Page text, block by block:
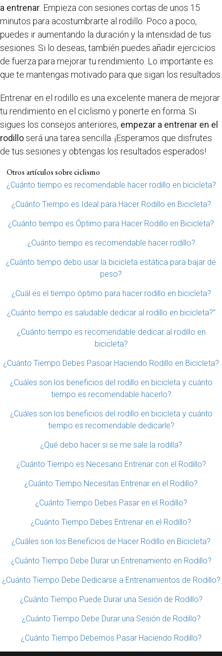
a entrenar . Empieza con sesiones cortas de unos 15
minutos para acostumbrarte al rodillo. Poco a poco,
puedes ir aumentando la duración y la intensidad de tus
sesiones. Si lo deseas, también puedes añadir ejercicios
de fuerza para mejorar tu rendimiento. Lo importante es
que te mantengas motivado para que sigan los resultados.
Entrenar en el rodillo es una excelente manera de mejorar
tu rendimiento en el ciclismo y ponerte en forma. Si
sigues los consejos anteriores, empezar a entrenar en el
rodilloserá una tarea sencilla. ¡Esperamos que disfrutes
de tus sesiones y obtengas los resultados esperados!
Otros artículos sobre ciclismo
¿Cuánto tiempo es recomendable hacer rodillo en bicicleta?
¿Cuánto Tiempo es Ideal para Hacer Rodillo en Bicicleta?
¿Cuánto tiempo es Óptimo para Hacer Rodillo en Bicicleta?
¿Cuánto tiempo es recomendable hacer rodillo?
¿Cuánto tiempo debo usar la bicicleta estática para bajar de
peso?
¿Cuál es el tiempo óptimo para hacer rodillo en bicicleta?
¿Cuánto tiempo es saludable dedicar al rodillo en bicicleta?”
¿Cuánto tiempo es recomendable dedicar al rodillo en
bicicleta?
¿Cuánto Tiempo Debes Pasoar Haciendo Rodillo en Bicicleta?
¿Cuáles son los beneficios del rodillo en bicicleta y cuánto
tiempo es recomendable hacerlo?
¿Cuáles son los beneficios del rodillo en bicicleta y cuánto
tiempo es recomendable dedicarle?
¿Qué debo hacer si se me sale la rodilla?
¿Cuánto Tiempo es Necesario Entrenar con el Rodillo?
¿Cuánto Tiempo Necesitas Entrenar en el Rodillo?
¿Cuánto Tiempo Debes Pasar en el Rodillo?
¿Cuánto Tiempo Debes Entrenar en el Rodillo?
¿Cuáles son los Beneficios de Hacer Rodillo en Bicicleta?
¿Cuánto Tiempo Debe Durar un Entrenamiento en Rodillo?
¿Cuánto Tiempo Debe Dedicarse a Entrenamientos de Rodillo?
¿Cuánto Tiempo Puede Durar una Sesión de Rodillo?
¿Cuánto Tiempo Debe Durar una Sesión de Rodillo?
¿Cuánto Tiempo Debemos Pasar Haciendo Rodillo?